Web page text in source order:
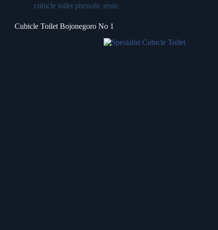
cubicle toilet phenolic resin
Cubicle Toilet Bojonegoro No 1